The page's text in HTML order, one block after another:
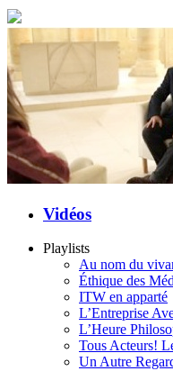
Vidéos
Playlists
Au nom du
Éthique des
ITW en apparté
L’Entreprise
L’Heure
Tous Acteurs!
Un Autre